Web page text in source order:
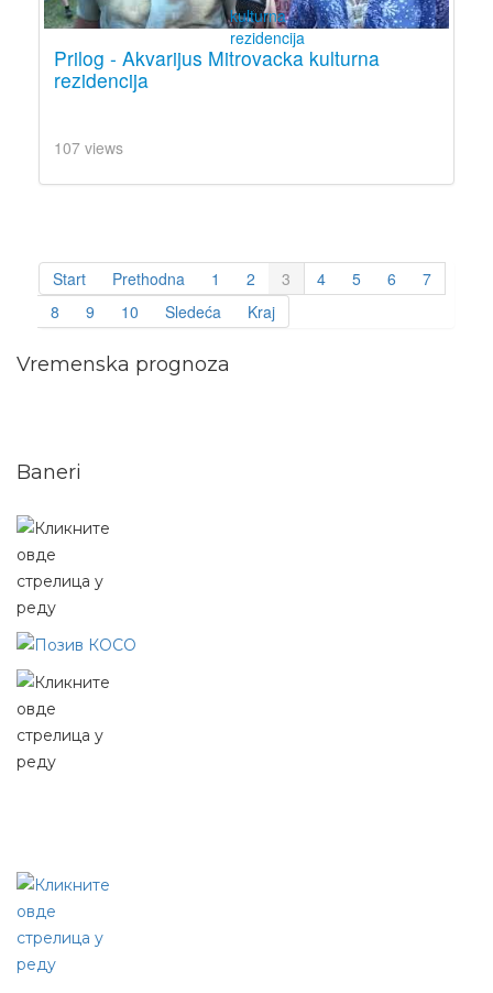
Prilog - Akvarijus Mitrovacka kulturna
rezidencija
107 views
Start Prethodna 1 2 3 4 5 6
7
8
9 10 Sledeća Kraj
Vremenska prognoza
Baneri